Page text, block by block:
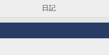
日記